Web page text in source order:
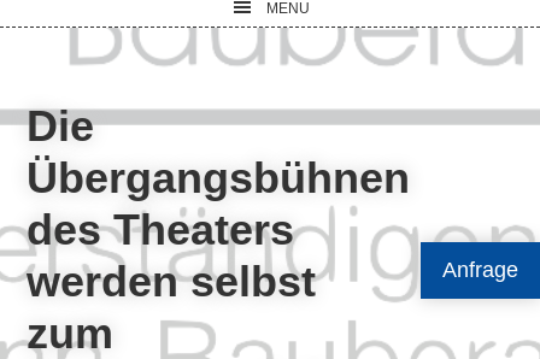
Anfrage
MENU
Die
Übergangsbühnen
des Theaters
werden selbst
zum